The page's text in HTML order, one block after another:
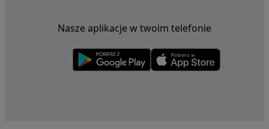
Nasze aplikacje w twoim telefonie